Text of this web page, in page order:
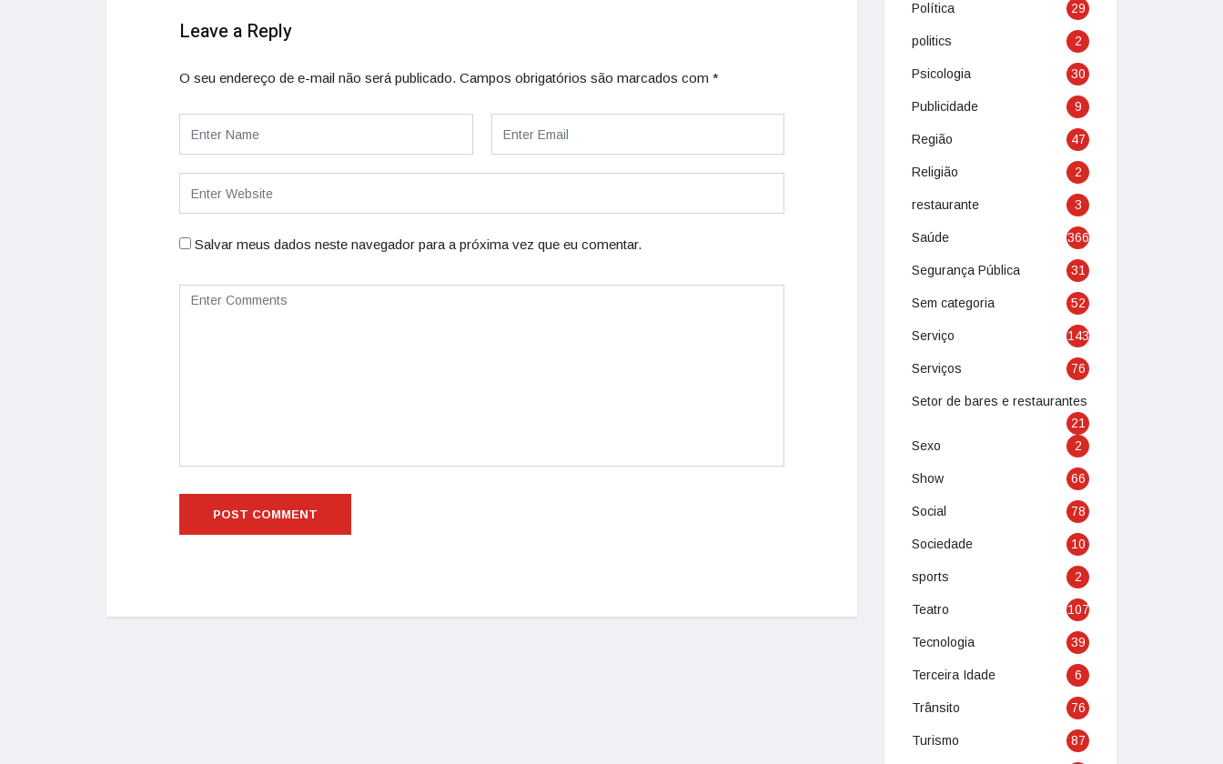
Leave a Reply
O seu endereço de e-mail não será publicado. Campos obrigatórios são marcados com *
Salvar meus dados neste navegador para a próxima vez que eu comentar.
Política 29
politics 2
Psicologia 30
Publicidade 9
Região 47
Religião 2
restaurante 3
Saúde 366
Segurança Pública 31
Sem categoria 52
Serviço 143
Serviços 76
Setor de bares e restaurantes
21
Sexo
2
Show 66
Social 78
Sociedade 10
sports 2
Teatro 107
Tecnologia 39
Terceira Idade 6
Trânsito 76
Turismo 87